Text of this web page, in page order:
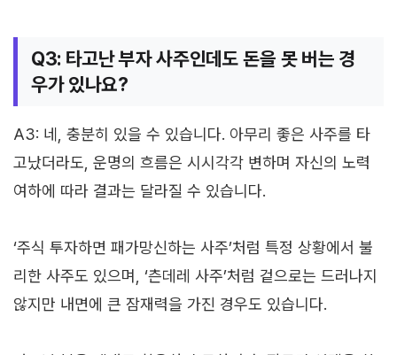
Q3: 타고난 부자 사주인데도 돈을 못 버는 경
우가 있나요?
A3: 네, 충분히 있을 수 있습니다. 아무리 좋은 사주를 타
고났더라도, 운명의 흐름은 시시각각 변하며 자신의 노력
여하에 따라 결과는 달라질 수 있습니다.
‘주식 투자하면 패가망신하는 사주’처럼 특정 상황에서 불
리한 사주도 있으며, ‘츤데레 사주’처럼 겉으로는 드러나지
않지만 내면에 큰 잠재력을 가진 경우도 있습니다.